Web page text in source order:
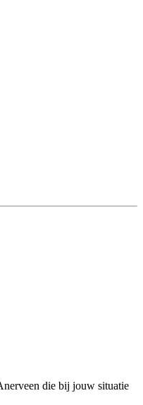
die bij jouw situatie